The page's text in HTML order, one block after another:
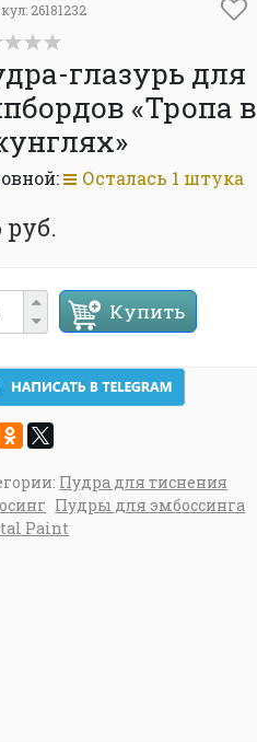
26181232
глазурь для
«Тропа в
Осталась 1 штука
руб.
Купить
Пудра для тиснения
Пудры для эмбоссинга
Paint